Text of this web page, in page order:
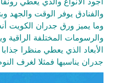
والفنادق يوفر الوقت والجهد
وما يميز ورق جدران الكويت أنه
والرسومات المختلفة الراقية
الأبعاد الذي يعطي منظرا
جدران يناسبها فمثلا لغرف